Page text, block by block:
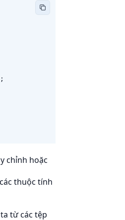
;
chỉnh hoặc
thuộc tính
từ các tệp